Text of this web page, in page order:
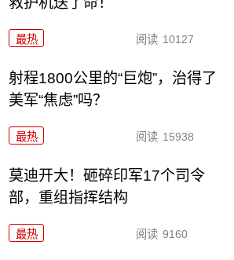
最热 阅读 10127
射程1800公里的“巨炮”，治得了
美军“焦虑”吗？
最热 阅读 15938
莫迪开大！砸碎印军17个司令
部，重组指挥结构
最热 阅读 9160